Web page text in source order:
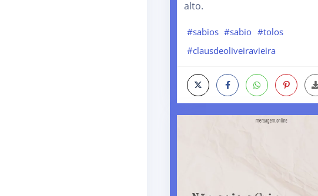
alto.
#sabios #sabio #tolos
#clausdeoliveiravieira